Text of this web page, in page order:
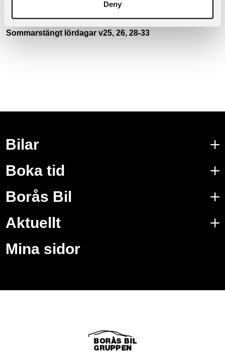
Deny
Måndag - fredag 09:00 - 18:00
Lördag 10:00 - 15:00
Sommarstängt lördagar v25, 26, 28-33
Bilar
Boka tid
Borås Bil
Aktuellt
Mina sidor